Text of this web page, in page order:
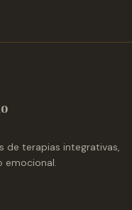
de terapias integrativas,
emocional.